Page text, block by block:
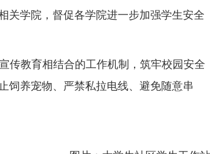
关学院，督促各学院进一步加强学生安全
传教育相结合的工作机制，筑牢校园安全
饲养宠物、严禁私拉电线、避免随意串